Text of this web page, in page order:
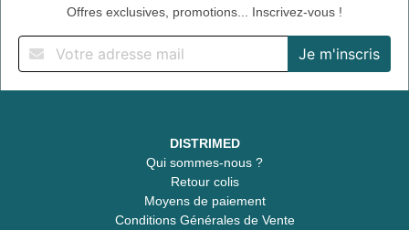
Offres exclusives, promotions... Inscrivez-vous !
DISTRIMED
Qui sommes-nous ?
Retour colis
Moyens de paiement
Conditions Générales de Vente